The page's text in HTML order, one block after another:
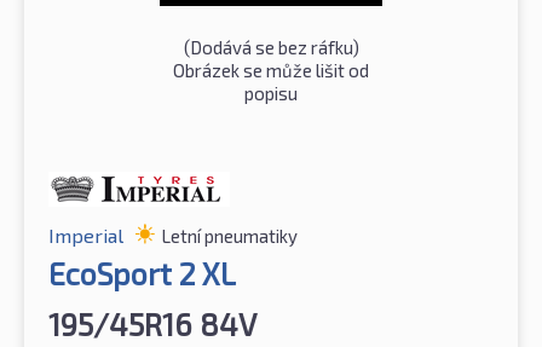
(Dodává se bez ráfku)
Obrázek se může lišit od
popisu
Imperial Letní pneumatiky
EcoSport 2 XL
195/45R16 84V